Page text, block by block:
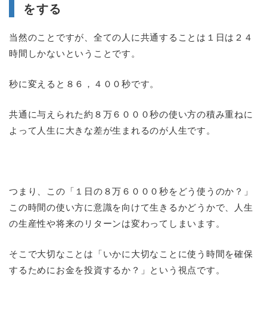
をする
当然のことですが、全ての人に共通することは１日は２４
時間しかないということです。
秒に変えると８６，４００秒です。
共通に与えられた約８万６０００秒の使い方の積み重ねに
よって人生に大きな差が生まれるのが人生です。
つまり、この「１日の８万６０００秒をどう使うのか？」
この時間の使い方に意識を向けて生きるかどうかで、人生
の生産性や将来のリターンは変わってしまいます。
そこで大切なことは「いかに大切なことに使う時間を確保
するためにお金を投資するか？」という視点です。